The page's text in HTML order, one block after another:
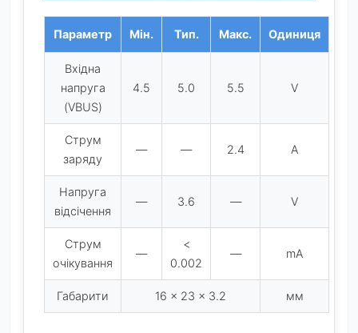
Параметр Мін. Тип. Макс. Одиниця
Вхідна
напруга
(VBUS)
4.5 5.0 5.5 V
Струм
заряду
— — 2.4 A
Напруга
відсічення
— 3.6 — V
Струм
очікування
—
<
0.002
— mA
Габарити 16 × 23 × 3.2 мм